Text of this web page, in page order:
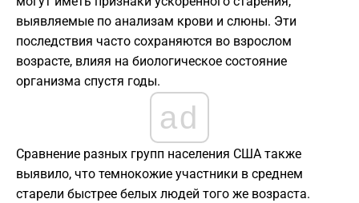
выявляемые по анализам крови и слюны. Эти
последствия часто сохраняются во взрослом
возрасте, влияя на биологическое состояние
организма спустя годы.
ad
Сравнение разных групп населения США также
выявило, что темнокожие участники в среднем
старели быстрее белых людей того же возраста.